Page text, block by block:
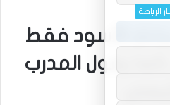
الرياضة
الأسود فقط
كما يقول المدرب